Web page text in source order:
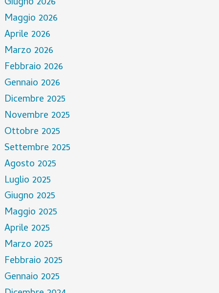
Maggio 2026
Aprile 2026
Marzo 2026
Febbraio 2026
Gennaio 2026
Dicembre 2025
Novembre 2025
Ottobre 2025
Settembre 2025
Agosto 2025
Luglio 2025
Giugno 2025
Maggio 2025
Aprile 2025
Marzo 2025
Febbraio 2025
Gennaio 2025